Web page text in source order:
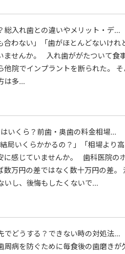
総入れ歯との違いやメリット・デ…
合わない」「歯がほとんどないけ
ませんか。 入れ歯ががたついて食
他院でインプラントを断られた。
は多…
いくら？前歯・奥歯の料金相場…
結局いくらかかるの？」「相場より
に感じていませんか。 歯科医院の
数万円の差ではなく数十万円の差。
いし、後悔もしたくないで…
でどうする？できない時の対処法…
周病を防ぐために毎食後の歯磨き